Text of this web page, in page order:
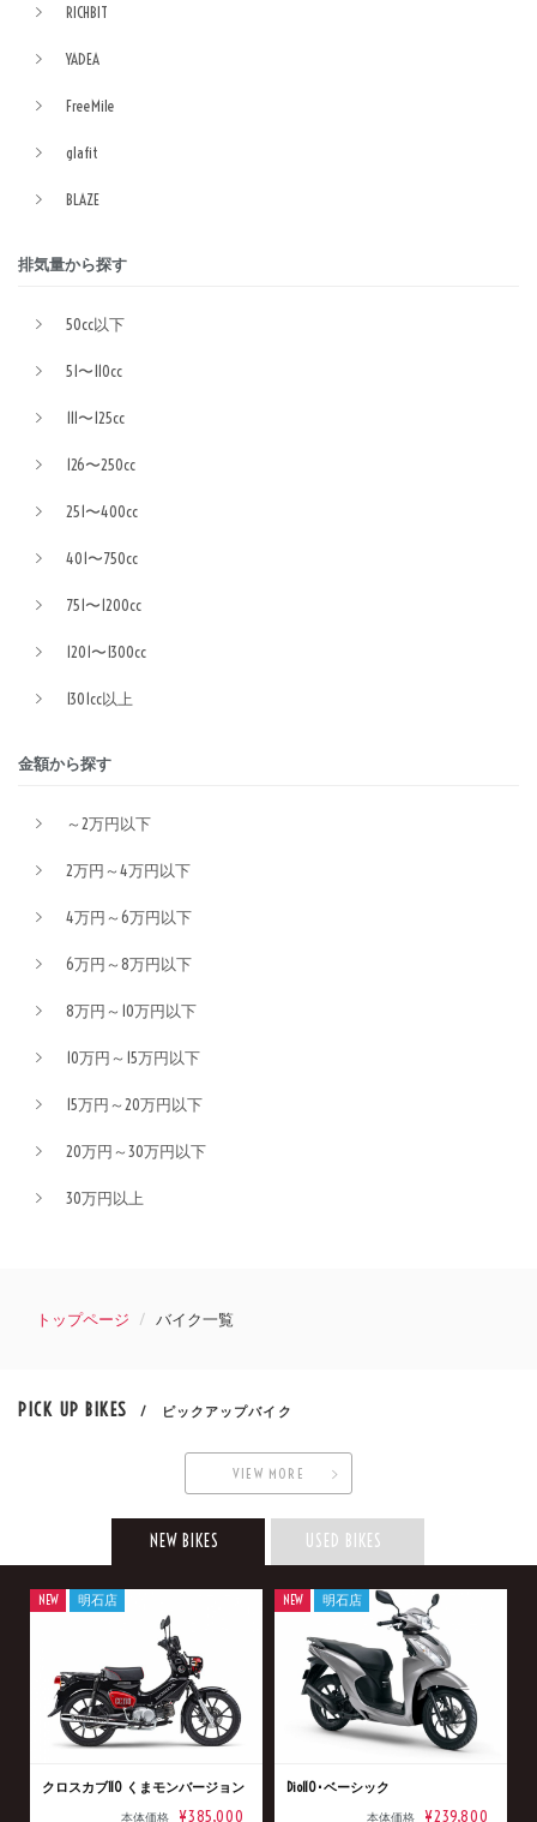
RICHBIT
YADEA
FreeMile
glafit
BLAZE
排気量から探す
50cc以下
51〜110cc
111〜125cc
126〜250cc
251〜400cc
401〜750cc
751〜1200cc
1201〜1300cc
1301cc以上
金額から探す
～2万円以下
2万円～4万円以下
4万円～6万円以下
6万円～8万円以下
8万円～10万円以下
10万円～15万円以下
15万円～20万円以下
20万円～30万円以下
30万円以上
トップページ バイク一覧
PICK UP BIKES / ピックアップバイク
VIEW MORE
NEW BIKES USED BIKES
クロスカブ110 くまモンバージョン
本体価格 ¥385,000
NEW 明石店
Dio110･ベーシック
本体価格 ¥239,800
NEW 明石店